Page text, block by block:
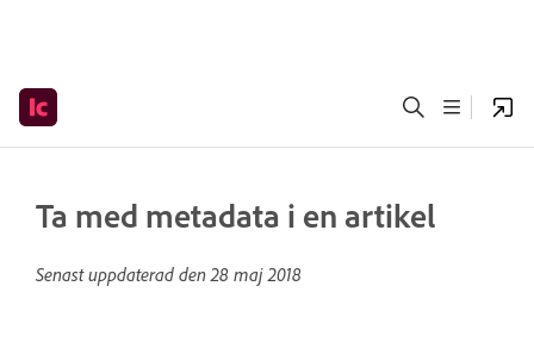
Ta med metadata i en artikel
Senast uppdaterad den28 maj 2018